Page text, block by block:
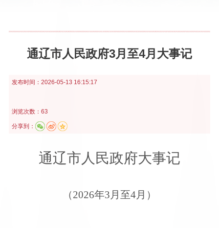
当前位置：首页>政务公开>政府信息公开>政
通辽市人民政府3月至4月大事记
发布时间： 2026-05-13 16:15:17
浏览次数：63
分享到：
通辽市人民政府大事记
（2026年3 月至4月）